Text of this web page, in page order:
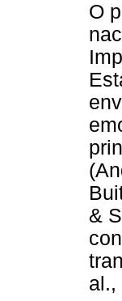
O
&
al.,